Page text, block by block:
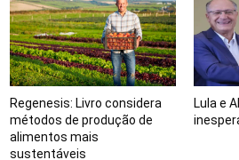
Regenesis: Livro considera
métodos de produção de
alimentos mais
sustentáveis
Lula e